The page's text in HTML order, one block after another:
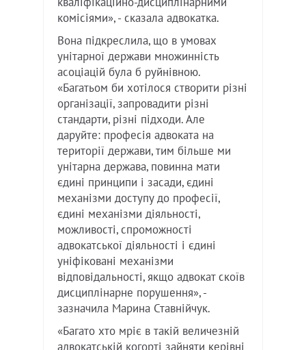
комісіями», - сказала адвокатка.
Вона підкреслила, що в умовах
унітарної держави множинність
асоціацій була б руйнівною.
«Багатьом би хотілося створити різні
організації, запровадити різні
стандарти, різні підходи. Але
даруйте: професія адвоката на
території держави, тим більше ми
унітарна держава, повинна мати
єдині принципи і засади, єдині
механізми доступу до професії,
єдині механізми діяльності,
можливості, спроможності
адвокатської діяльності і єдині
уніфіковані механізми
відповідальності, якщо адвокат скоїв
дисциплінарне порушення», -
зазначила Марина Ставнійчук.
«Багато хто мріє в такій величезній
адвокатській когорті зайняти керівні